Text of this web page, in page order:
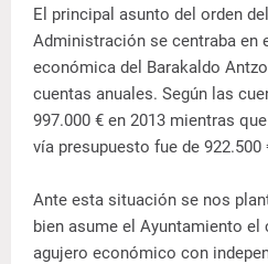
El principal asunto del orden
Administración se centraba en
económica del Barakaldo
cuentas anuales. Según las
997.000 € en 2013 mientras
vía presupuesto fue de 922.500
Ante esta situación se nos
bien asume el Ayuntamiento el
agujero económico con